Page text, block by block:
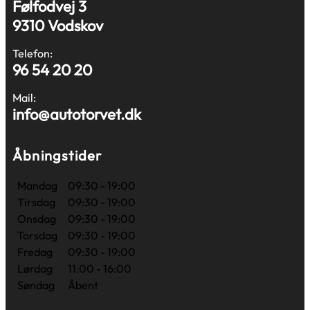
Følfodvej 3
9310 Vodskov
Telefon:
96 54 20 20
Mail:
info@autotorvet.dk
Åbningstider
Mandag
09:30 - 19:00
Tirsdag
09:30 - 19:00
Onsdag
09:30 - 19:00
Torsdag
09:30 - 19:00
Fredag
09:30 - 19:00
Lørdag
11:00 - 16:00
Søndag
Åbent